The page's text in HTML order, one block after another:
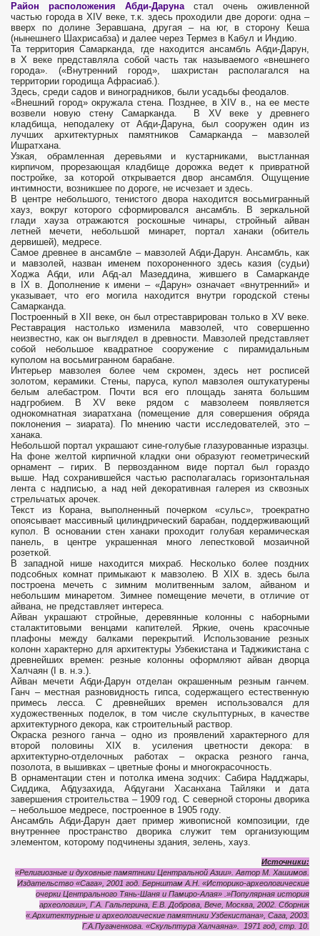
Район расположения Абди-Дарунастал очень оживленной
частью города в XIV веке, т.к. здесь проходили две дороги: одна –
вверх по долине Зеравшана, другая – на юг, в сторону Кеша
(нынешнего Шахрисабза) и далее через Термез в Кабул и Индию.
Та территория Самарканда, где находится ансамбль Абди-Дарун,
в X веке представляла собой часть так называемого «внешнего
города». («Внутренний город», шахристан располагался на
территории городища Афрасиаб.).
Здесь, среди садов и виноградников, были усадьбы феодалов.
«Внешний город» окружала стена. Позднее, в XIV в., на ее месте
возвели новую стену Самарканда. В XV веке у древнего
кладбища, неподалеку от Абди-Даруна, был сооружен один из
лучших архитектурных памятников Самарканда – мавзолей
Ишратхана.
Узкая, обрамленная деревьями и кустарниками, выстланная
кирпичом, прорезающая кладбище дорожка ведет к привратной
постройке, за которой открывается двор ансамбля. Ощущение
интимности, возникшее по дороге, не исчезает и здесь.
В центре небольшого, тенистого двора находится восьмигранный
хауз, вокруг которого сформировался ансамбль. В зеркальной
глади хауза отражаются роскошные чинары, стройный айван
летней мечети, небольшой минарет, портал ханаки (обитель
дервишей), медресе.
Самое древнее в ансамбле – мавзолей Абди-Дарун. Ансамбль, как
и мавзолей, назван именем похороненного здесь казия (судьи)
Ходжа Абди, или Абд-ал Мазеддина, жившего в Самарканде
в IX в. Дополнение к имени – «Дарун» означает «внутренний» и
указывает, что его могила находится внутри городской стены
Самарканда.
Построенный в XII веке, он был отреставрирован только в XV веке.
Реставрация настолько изменила мавзолей, что совершенно
неизвестно, как он выглядел в древности. Мавзолей представляет
собой небольшое квадратное сооружение с пирамидальным
куполом на восьмигранном барабане.
Интерьер мавзолея более чем скромен, здесь нет росписей
золотом, керамики. Стены, паруса, купол мавзолея оштукатурены
белым алебастром. Почти вся его площадь занята большим
надгробием. В XV веке рядом с мавзолеем появляется
однокомнатная зиаратхана (помещение для совершения обряда
поклонения – зиарата). По мнению части исследователей, это –
ханака.
Небольшой портал украшают сине-голубые глазурованные изразцы.
На фоне желтой кирпичной кладки они образуют геометрический
орнамент – гирих. В первозданном виде портал был гораздо
выше. Над сохранившейся частью располагалась горизонтальная
лента с надписью, а над ней декоративная галерея из сквозных
стрельчатых арочек.
Текст из Корана, выполненный почерком «сульс», троекратно
опоясывает массивный цилиндрический барабан, поддерживающий
купол. В основании стен ханаки проходит голубая керамическая
панель, в центре украшенная много лепестковой мозаичной
розеткой.
В западной нише находится михраб. Несколько более поздних
подсобных комнат примыкают к мавзолею. В XIX в. здесь была
построена мечеть с зимним молитвенным залом, айваном и
небольшим минаретом. Зимнее помещение мечети, в отличие от
айвана, не представляет интереса.
Айван украшают стройные, деревянные колонны с наборными
сталактитовыми венцами капителей. Яркие, очень красочные
плафоны между балками перекрытий. Использование резных
колонн характерно для архитектуры Узбекистана и Таджикистана с
древнейших времен: резные колонны оформляют айван дворца
Халчаян (I в. н.э.).
Айван мечети Абди-Дарун отделан окрашенным резным ганчем.
Ганч – местная разновидность гипса, содержащего естественную
примесь лесса. С древнейших времен использовался для
художественных поделок, в том числе скульптурных, в качестве
архитектурного декора, как строительный раствор.
Окраска резного ганча – одно из проявлений характерного для
второй половины XIX в. усиления цветности декора: в
архитектурно-отделочных работах – окраска резного ганча,
позолота, в вышивках – цветные фоны и многокрасочность.
В орнаментации стен и потолка имена зодчих: Сабира Надджары,
Сиддика, Абдузахида, Абдугани Хасанхана Тайляки и дата
завершения строительства – 1909 год. С северной стороны дворика
– небольшое медресе, построенное в 1905 году.
Ансамбль Абди-Дарун дает пример живописной композиции, где
внутреннее пространство дворика служит тем организующим
элементом, которому подчинены здания, зелень, хауз.
Источники:
«Религиозные и духовные памятники Центральной Азии». Автор М. Хашимов.
Издательство «Сага», 2001 год. Бернштам А.Н. «Историко-археологические
очерки Центрального Тянь-Шаня и Памиро-Алая» .»Популярная история
археологии», Г.А. Гальперина, Е.В. Доброва, Вече, Москва, 2002. Сборник
«.Архитектурные и археологические памятники Узбекистана», Сага, 2003.
Г.А.Пугаченкова. «Скульптура Халчаяна». 1971 год, стр. 10.